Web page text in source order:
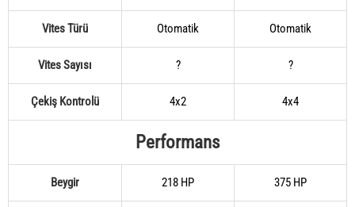
Vites Türü Otomatik Otomatik
Vites Sayısı ? ?
Çekiş Kontrolü 4x2 4x4
Performans
Beygir 218 HP 375 HP